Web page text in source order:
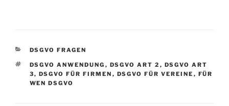
KATEGORIEN
DSGVO FRAGEN
SCHLAGWÖRTER
DSGVO ANWENDUNG , DSGVO ART 2 , DSGVO ART
3, DSGVO FÜR FIRMEN , DSGVO FÜR VEREINE , FÜR
WEN DSGVO